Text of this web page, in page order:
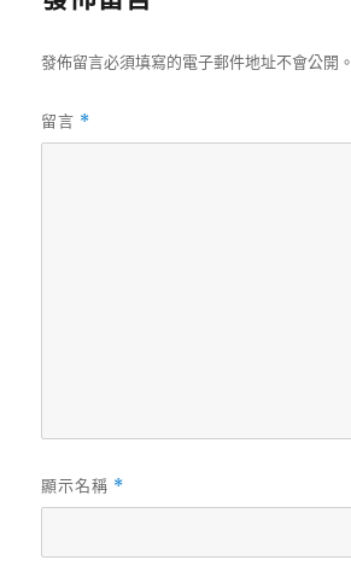
發佈留言必須填寫的電子郵件地址不會公開。
留言 *
顯示名稱 *